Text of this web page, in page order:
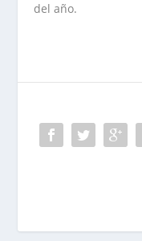
del año.